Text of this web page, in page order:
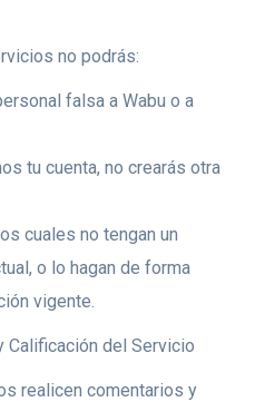
no podrás:
falsa a Wabu o a
tu cuenta, no crearás otra
cuales no tengan un
o lo hagan de forma
vigente.
Calificación del Servicio
realicen comentarios y